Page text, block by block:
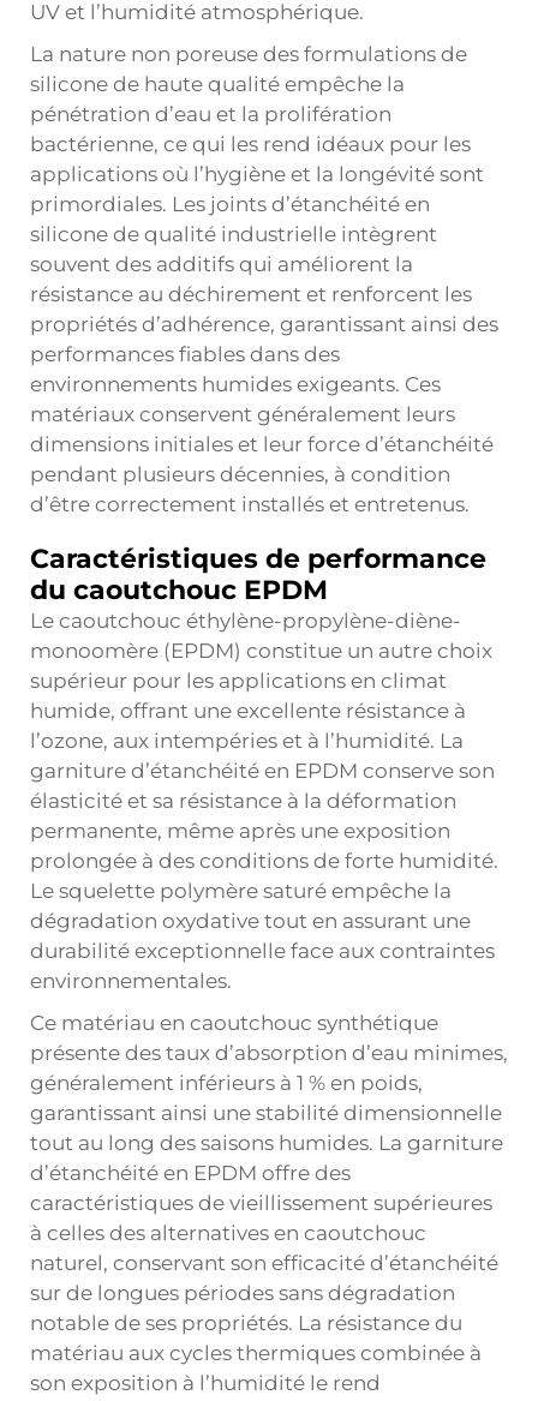
UV et l’humidité atmosphérique.
La nature non poreuse des formulations de
silicone de haute qualité empêche la
pénétration d’eau et la prolifération
bactérienne, ce qui les rend idéaux pour les
applications où l’hygiène et la longévité sont
primordiales. Les joints d’étanchéité en
silicone de qualité industrielle intègrent
souvent des additifs qui améliorent la
résistance au déchirement et renforcent les
propriétés d’adhérence, garantissant ainsi des
performances fiables dans des
environnements humides exigeants. Ces
matériaux conservent généralement leurs
dimensions initiales et leur force d’étanchéité
pendant plusieurs décennies, à condition
d’être correctement installés et entretenus.
Caractéristiques de performance
du caoutchouc EPDM
Le caoutchouc éthylène-propylène-diène-
monoomère (EPDM) constitue un autre choix
supérieur pour les applications en climat
humide, offrant une excellente résistance à
l’ozone, aux intempéries et à l’humidité. La
garniture d’étanchéité en EPDM conserve son
élasticité et sa résistance à la déformation
permanente, même après une exposition
prolongée à des conditions de forte humidité.
Le squelette polymère saturé empêche la
dégradation oxydative tout en assurant une
durabilité exceptionnelle face aux contraintes
environnementales.
Ce matériau en caoutchouc synthétique
présente des taux d’absorption d’eau minimes,
généralement inférieurs à 1 % en poids,
garantissant ainsi une stabilité dimensionnelle
tout au long des saisons humides. La garniture
d’étanchéité en EPDM offre des
caractéristiques de vieillissement supérieures
à celles des alternatives en caoutchouc
naturel, conservant son efficacité d’étanchéité
sur de longues périodes sans dégradation
notable de ses propriétés. La résistance du
matériau aux cycles thermiques combinée à
son exposition à l’humidité le rend